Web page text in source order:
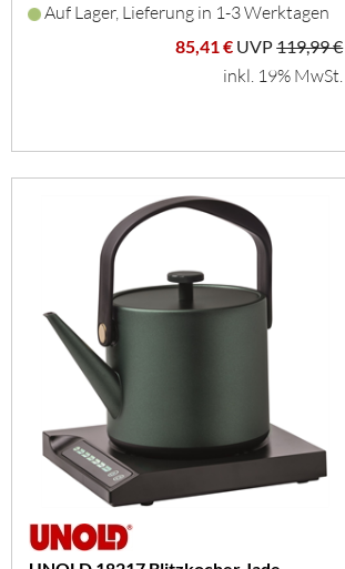
Auf Lager, Lieferung in 1-3 Werktagen
85,41 € UVP119,99 €
inkl. 19% MwSt.